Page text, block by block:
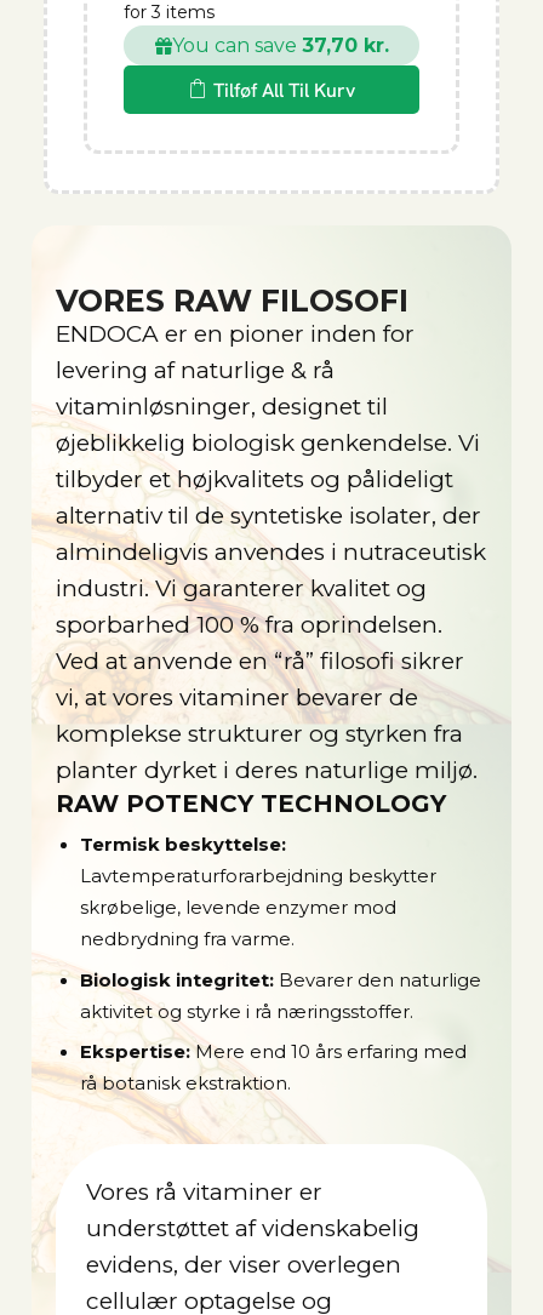
for 3 items
You can save 37,70 kr.
Tilføf All Til Kurv
VORES RAW FILOSOFI
ENDOCA er en pioner inden for
levering af naturlige & rå
vitaminløsninger, designet til
øjeblikkelig biologisk genkendelse. Vi
tilbyder et højkvalitets og pålideligt
alternativ til de syntetiske isolater, der
almindeligvis anvendes i nutraceutisk
industri. Vi garanterer kvalitet og
sporbarhed 100 % fra oprindelsen.
Ved at anvende en “rå” filosofi sikrer
vi, at vores vitaminer bevarer de
komplekse strukturer og styrken fra
planter dyrket i deres naturlige miljø.
RAW POTENCY TECHNOLOGY
Termisk beskyttelse:
Lavtemperaturforarbejdning beskytter
skrøbelige, levende enzymer mod
nedbrydning fra varme.
Biologisk integritet: Bevarer den naturlige
aktivitet og styrke i rå næringsstoffer.
Ekspertise:Mere end 10 års erfaring med
rå botanisk ekstraktion.
Vores rå vitaminer er
understøttet af videnskabelig
evidens, der viser overlegen
cellulær optagelse og